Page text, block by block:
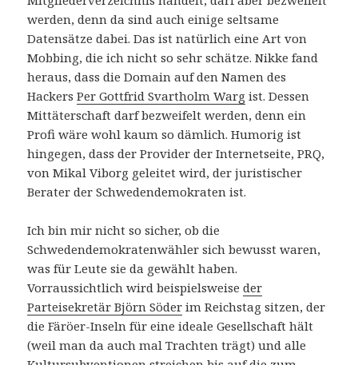
werden, denn da sind auch einige seltsame
Datensätze dabei. Das ist natürlich eine Art von
Mobbing, die ich nicht so sehr schätze. Nikke fand
heraus, dass die Domain auf den Namen des
HackersPer Gottfrid Svartholm Warg ist. Dessen
Mittäterschaft darf bezweifelt werden, denn ein
Profi wäre wohl kaum so dämlich. Humorig ist
hingegen, dass der Provider der Internetseite, PRQ,
von Mikal Viborg geleitet wird, der juristischer
Berater der Schwedendemokraten ist.
Ich bin mir nicht so sicher, ob die
Schwedendemokratenwähler sich bewusst waren,
was für Leute sie da gewählt haben.
Vorraussichtlich wird beispielsweiseder
Parteisekretär Björn Söder im Reichstag sitzen, der
die Färöer-Inseln für eine ideale Gesellschaft hält
(weil man da auch mal Trachten trägt) und alle